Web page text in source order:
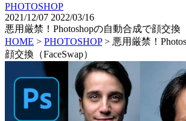
PHOTOSHOP
2021/12/07 2022/03/16
悪用厳禁！Photoshopの自動合成で顔交換（
HOME > PHOTOSHOP> 悪用厳禁！
顔交換（FaceSwap）